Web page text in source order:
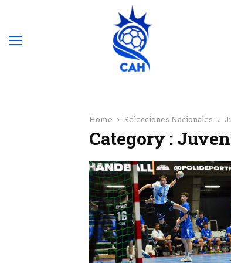
Home Selecciones Nacionales
Category :